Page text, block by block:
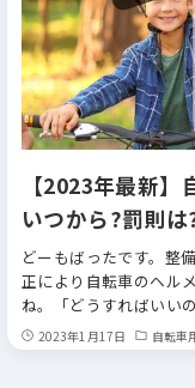
【2023年最新
いつから?罰則は
どーもばったです。整
正により自転車のヘル
ね。「どうすればいい
2023年1月17日 自転車